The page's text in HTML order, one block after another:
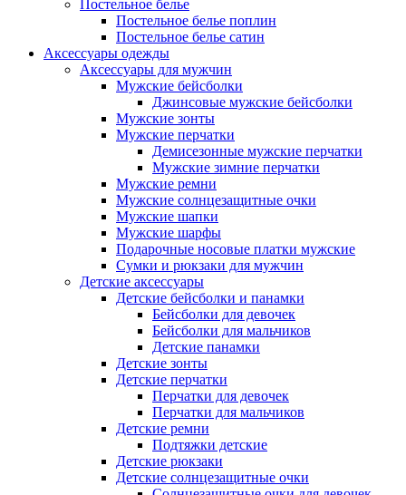
Постельное белье
Постельное белье поплин
Постельное белье сатин
Аксессуары одежды
Аксессуары для мужчин
Мужские бейсболки
Джинсовые мужские бейсболки
Мужские зонты
Мужские перчатки
Демисезонные мужские перчатки
Мужские зимние перчатки
Мужские ремни
Мужские солнцезащитные очки
Мужские шапки
Мужские шарфы
Подарочные носовые платки мужские
Сумки и рюкзаки для мужчин
Детские аксессуары
Детские бейсболки и панамки
Бейсболки для девочек
Бейсболки для мальчиков
Детские панамки
Детские зонты
Детские перчатки
Перчатки для девочек
Перчатки для мальчиков
Детские ремни
Подтяжки детские
Детские рюкзаки
Детские солнцезащитные очки